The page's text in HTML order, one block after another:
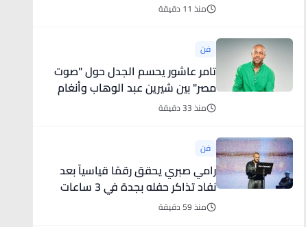
منذ 11 دقيقة
فن
تامر عاشور يحسم الجدل حول "صوت
مصر" بين شيرين عبد الوهاب وأنغام
منذ 33 دقيقة
فن
رامي صبري يحقق رقمًا قياسياً بعد
نفاد تذاكر حفله بجدة في 3 ساعات
منذ 59 دقيقة